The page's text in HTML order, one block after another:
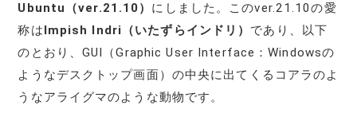
Ubuntu（ver.21.10） にしました。このver.21.10の愛
称はImpish Indri（いたずらインドリ） であり、以下
のとおり、GUI（Graphic User Interface：Windowsの
ようなデスクトップ画面）の中央に出てくるコアラのよ
うなアライグマのような動物です。